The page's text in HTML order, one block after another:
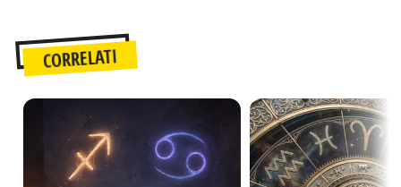
CORRELATI